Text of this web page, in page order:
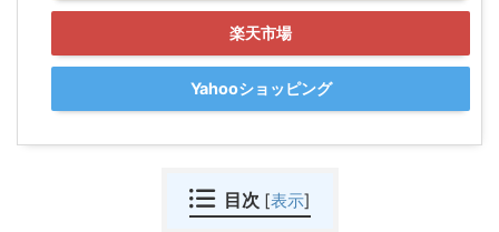
楽天市場
Yahooショッピング
目次 [表示]